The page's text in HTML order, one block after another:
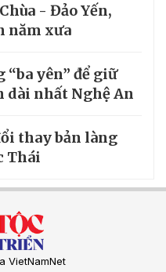
- Đảo Yến,
năm xưa
yên” để giữ
dài nhất Nghệ An
thay bản làng
Thái
VietNamNet